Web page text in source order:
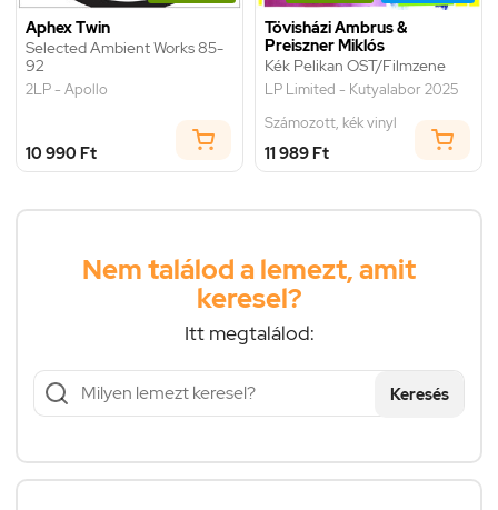
Aphex Twin
Selected Ambient Works 85-
92
2LP - Apollo
10 990 Ft
Tövisházi Ambrus &
Preiszner Miklós
Kék Pelikan OST/Filmzene
LP Limited - Kutyalabor 2025
Számozott, kék vinyl
11 989 Ft
Nem találod a lemezt, amit
keresel?
Itt megtalálod:
Keresés